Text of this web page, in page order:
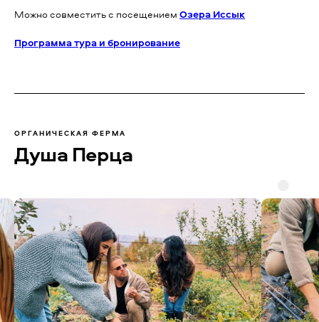
Можно совместить с посещением Озера Иссык
Программа тура и бронирование
Душа Перца
ОРГАНИЧЕСКАЯ ФЕРМА